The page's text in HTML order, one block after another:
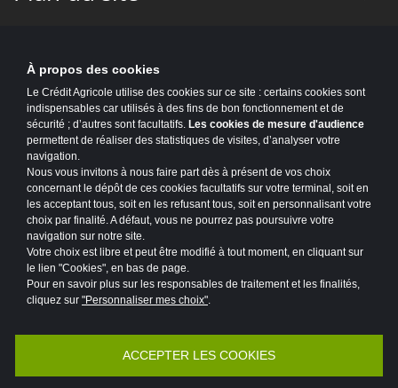
Politique de protection des données
À propos des cookies
Le Crédit Agricole utilise des cookies sur ce site : certains cookies sont
indispensables car utilisés à des fins de bon fonctionnement et de
sécurité ; d’autres sont facultatifs. Les cookies de mesure d'audience
permettent de réaliser des statistiques de visites, d’analyser votre
navigation.
Nous vous invitons à nous faire part dès à présent de vos choix
concernant le dépôt de ces cookies facultatifs sur votre terminal, soit en
les acceptant tous, soit en les refusant tous, soit en personnalisant votre
choix par finalité. A défaut, vous ne pourrez pas poursuivre votre
navigation sur notre site.
Votre choix est libre et peut être modifié à tout moment, en cliquant sur
le lien "Cookies", en bas de page.
Pour en savoir plus sur les responsables de traitement et les finalités,
cliquez sur "Personnaliser mes choix".
ACCEPTER LES COOKIES